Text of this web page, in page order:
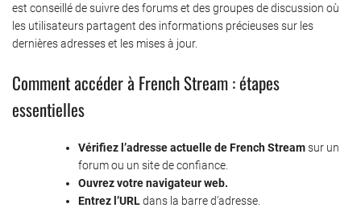
est conseillé de suivre des forums et des groupes de discussion où
les utilisateurs partagent des informations précieuses sur les
dernières adresses et les mises à jour.
Comment accéder à French Stream : étapes
essentielles
Vérifiez l’adresse actuelle de French Streamsur un
forum ou un site de confiance.
Ouvrez votre navigateur web.
Entrez l’URLdans la barre d’adresse.